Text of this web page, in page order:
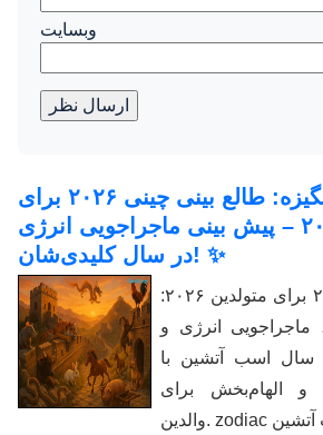
وبسایت
ارسال نظر
آزادی انگیزه: طالع بینی چینی ۲۰۲۶ برای
متولدین ۲۰۲۶ – پیش بینی ماجراجویی انرژی
در سال کلیدی‌شان! ✨
طالع بینی چینی ۲۰۲۶ برای متولدین ۲۰۲۶:
ماجراجویی انرژی و
سال اسب آتشین با
و الهام‌بخش برای